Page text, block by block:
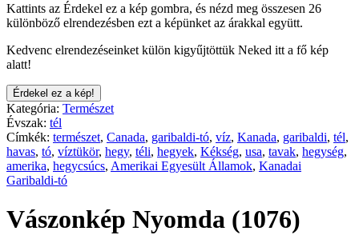
Kattints az Érdekel ez a kép gombra, és nézd meg összesen 26
különböző elrendezésben ezt a képünket az árakkal együtt.
Kedvenc elrendezéseinket külön kigyűjtöttük Neked itt a fő kép
alatt!
Érdekel ez a kép!
Kategória: Természet
Évszak: tél
Címkék: természet, Canada, garibaldi-tó, víz, Kanada, garibaldi, tél,
havas, tó, víztükör, hegy, téli, hegyek, Kékség, usa, tavak, hegység,
amerika, hegycsúcs, Amerikai Egyesült Államok, Kanadai
Garibaldi-tó
Vászonkép Nyomda (1076)